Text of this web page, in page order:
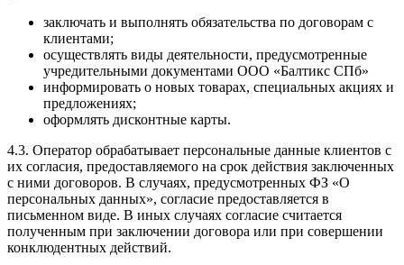
заключать и выполнять обязательства по договорам с
клиентами;
осуществлять виды деятельности, предусмотренные
учредительными документами ООО «Балтикс СПб»
информировать о новых товарах, специальных акциях и
предложениях;
оформлять дисконтные карты.
4.3. Оператор обрабатывает персональные данные клиентов с
их согласия, предоставляемого на срок действия заключенных
с ними договоров. В случаях, предусмотренных ФЗ «О
персональных данных», согласие предоставляется в
письменном виде. В иных случаях согласие считается
полученным при заключении договора или при совершении
конклюдентных действий.